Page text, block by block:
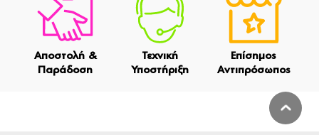
Αποστολή &
Παράδοση
Τεχνική
Υποστήριξη
Επίσημος
Αντιπρόσωπος